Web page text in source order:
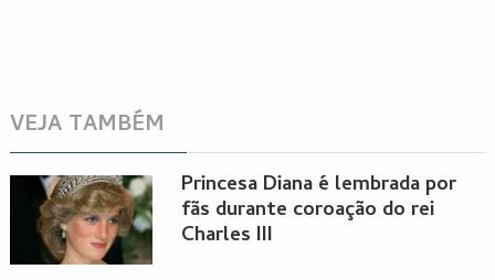
VEJA TAMBÉM
Princesa Diana é lembrada por
fãs durante coroação do rei
Charles III